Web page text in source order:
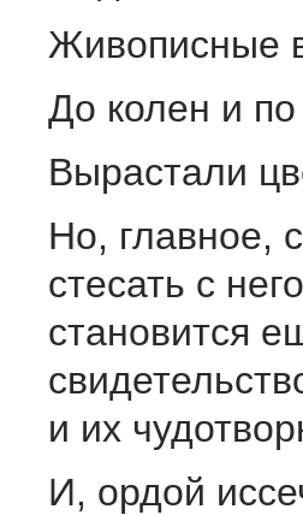
Живописные
До колен и
Вырастали
Но, главное,
стесать с
становится
и их
И, ордой